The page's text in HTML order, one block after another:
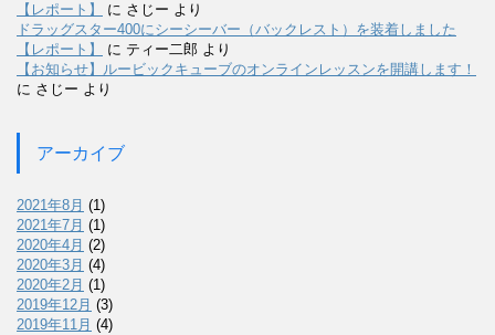
【レポート】
に さじー より
ドラッグスター400にシーシーバー（バックレスト）を装着しました
【レポート】
に ティー二郎 より
【お知らせ】ルービックキューブのオンラインレッスンを開講します！
に さじー より
アーカイブ
2021年8月 (1)
2021年7月 (1)
2020年4月 (2)
2020年3月 (4)
2020年2月 (1)
2019年12月 (3)
2019年11月 (4)